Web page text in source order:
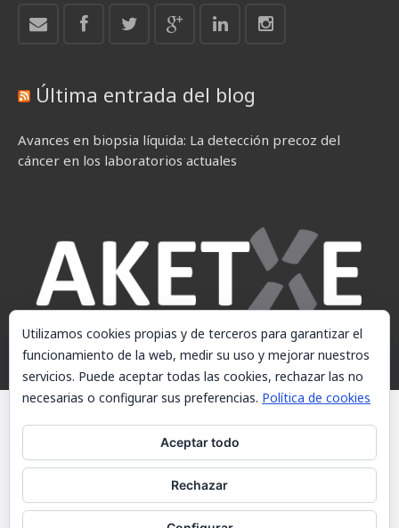
Última entrada del blog
Avances en biopsia líquida: La detección precoz del
cáncer en los laboratorios actuales
© AKETXE Consulting, S.L. - Este sitio web utiliza cookies, consulte
nuestra Política de cookies.
Política de cookies
Utilizamos cookies propias y de terceros para garantizar el
funcionamiento de la web, medir su uso y mejorar nuestros
servicios. Puede aceptar todas las cookies, rechazar las no
necesarias o configurar sus preferencias. Política de cookies
Aceptar todo
Rechazar